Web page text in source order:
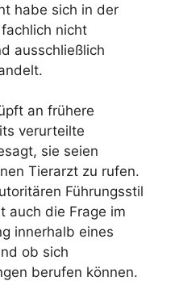
habe sich in der
nicht
ausschließlich
an frühere
verurteilte
sie seien
Tierarzt zu rufen.
Führungsstil
auch die Frage im
innerhalb eines
ob sich
berufen können.